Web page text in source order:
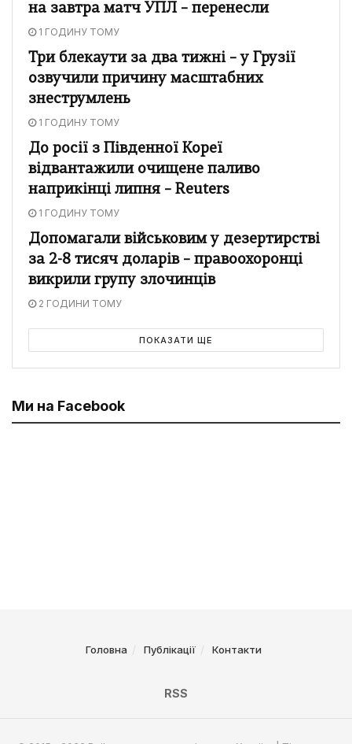
на завтра матч УПЛ – перенесли
1 ГОДИНУ ТОМУ
Три блекаути за два тижні – у Грузії
озвучили причину масштабних
знеструмлень
1 ГОДИНУ ТОМУ
До росії з Південної Кореї
відвантажили очищене паливо
наприкінці липня – Reuters
1 ГОДИНУ ТОМУ
Допомагали військовим у дезертирстві
за 2-8 тисяч доларів – правоохоронці
викрили групу злочинців
2 ГОДИНИ ТОМУ
ПОКАЗАТИ ЩЕ
Ми на Facebook
Головна Публікації Контакти
RSS